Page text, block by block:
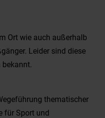
Ort wie auch außerhalb
Leider sind diese
bekannt.
thematischer
für Sport und